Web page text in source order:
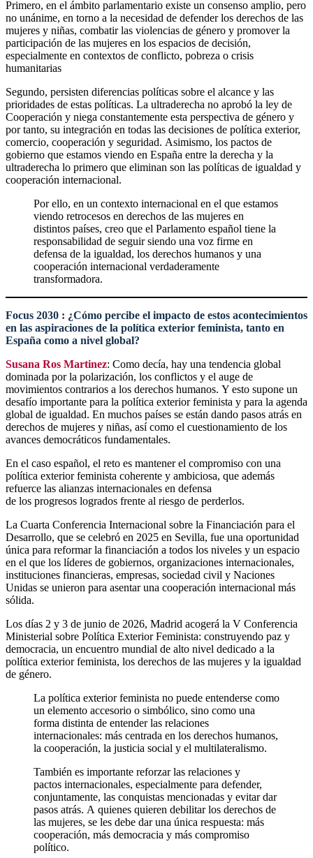
Primero, en el ámbito parlamentario existe un consenso amplio, pero
no unánime, en torno a la necesidad de defender los derechos de las
mujeres y niñas, combatir las violencias de género y promover la
participación de las mujeres en los espacios de decisión,
especialmente en contextos de conflicto, pobreza o crisis
humanitarias
Segundo, persisten diferencias políticas sobre el alcance y las
prioridades de estas políticas. La ultraderecha no aprobó la ley de
Cooperación y niega constantemente esta perspectiva de género y
por tanto, su integración en todas las decisiones de política exterior,
comercio, cooperación y seguridad. Asimismo, los pactos de
gobierno que estamos viendo en España entre la derecha y la
ultraderecha lo primero que eliminan son las políticas de igualdad y
cooperación internacional.
Por ello, en un contexto internacional en el que estamos
viendo retrocesos en derechos de las mujeres en
distintos países, creo que el Parlamento español tiene la
responsabilidad de seguir siendo una voz firme en
defensa de la igualdad, los derechos humanos y una
cooperación internacional verdaderamente
transformadora.
Focus 2030 : ¿Cómo percibe el impacto de estos acontecimientos
en las aspiraciones de la política exterior feminista, tanto en
España como a nivel global?
Susana Ros Martinez: Como decía, hay una tendencia global
dominada por la polarización, los conflictos y el auge de
movimientos contrarios a los derechos humanos. Y esto supone un
desafío importante para la política exterior feminista y para la agenda
global de igualdad. En muchos países se están dando pasos atrás en
derechos de mujeres y niñas, así como el cuestionamiento de los
avances democráticos fundamentales.
En el caso español, el reto es mantener el compromiso con una
política exterior feminista coherente y ambiciosa, que además
refuerce las alianzas internacionales en defensa
de los progresos logrados frente al riesgo de perderlos.
La Cuarta Conferencia Internacional sobre la Financiación para el
Desarrollo, que se celebró en 2025 en Sevilla, fue una oportunidad
única para reformar la financiación a todos los niveles y un espacio
en el que los líderes de gobiernos, organizaciones internacionales,
instituciones financieras, empresas, sociedad civil y Naciones
Unidas se unieron para asentar una cooperación internacional más
sólida.
Los días 2 y 3 de junio de 2026, Madrid acogerá la V Conferencia
Ministerial sobre Política Exterior Feminista: construyendo paz y
democracia, un encuentro mundial de alto nivel dedicado a la
política exterior feminista, los derechos de las mujeres y la igualdad
de género.
La política exterior feminista no puede entenderse como
un elemento accesorio o simbólico, sino como una
forma distinta de entender las relaciones
internacionales: más centrada en los derechos humanos,
la cooperación, la justicia social y el multilateralismo.
También es importante reforzar las relaciones y
pactos internacionales, especialmente para defender,
conjuntamente, las conquistas mencionadas y evitar dar
pasos atrás. A quienes quieren debilitar los derechos de
las mujeres, se les debe dar una única respuesta: más
cooperación, más democracia y más compromiso
político.